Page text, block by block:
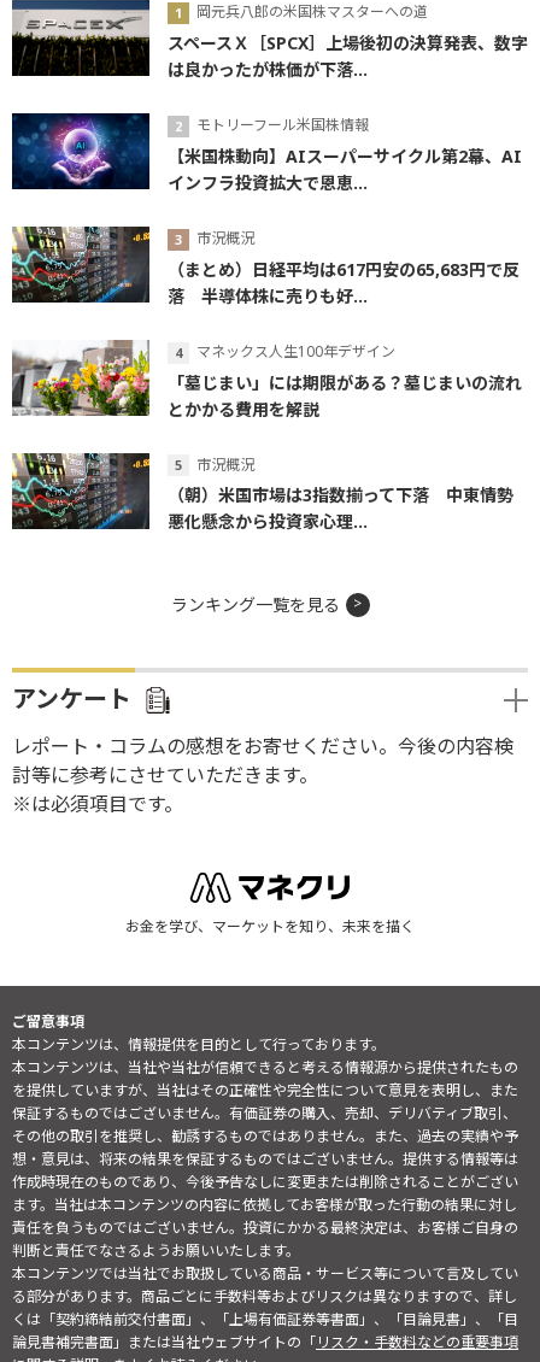
岡元兵八郎の米国株マスターへの道
スペースＸ［SPCX］上場後初の決算発表、数字
は良かったが株価が下落...
モトリーフール米国株情報
【米国株動向】AIスーパーサイクル第2幕、AI
インフラ投資拡大で恩恵...
市況概況
（まとめ）日経平均は617円安の65,683円で反
落 半導体株に売りも好...
マネックス人生100年デザイン
「墓じまい」には期限がある？墓じまいの流れ
とかかる費用を解説
市況概況
（朝）米国市場は3指数揃って下落 中東情勢
悪化懸念から投資家心理...
ランキング一覧を見る
アンケート
レポート・コラムの感想をお寄せください。今後の内容検
討等に参考にさせていただきます。
※は必須項目です。
お金を学び、マーケットを知り、未来を描く
ご留意事項
本コンテンツは、情報提供を目的として行っております。
本コンテンツは、当社や当社が信頼できると考える情報源から提供されたもの
を提供していますが、当社はその正確性や完全性について意見を表明し、また
保証するものではございません。有価証券の購入、売却、デリバティブ取引、
その他の取引を推奨し、勧誘するものではありません。また、過去の実績や予
想・意見は、将来の結果を保証するものではございません。提供する情報等は
作成時現在のものであり、今後予告なしに変更または削除されることがござい
ます。当社は本コンテンツの内容に依拠してお客様が取った行動の結果に対し
責任を負うものではございません。投資にかかる最終決定は、お客様ご自身の
判断と責任でなさるようお願いいたします。
本コンテンツでは当社でお取扱している商品・サービス等について言及してい
る部分があります。商品ごとに手数料等およびリスクは異なりますので、詳し
くは「契約締結前交付書面」、「上場有価証券等書面」、「目論見書」、「目
論見書補完書面」または当社ウェブサイトの「リスク・手数料などの重要事項